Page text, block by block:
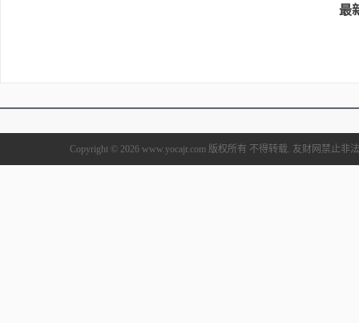
最
Copyright © 2026 www.yocajr.com 版权所有 不得转载. 友财网禁止非